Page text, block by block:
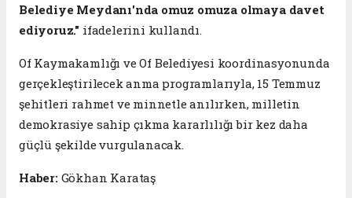
Belediye Meydanı'nda omuz omuza olmaya davet
ediyoruz." ifadelerini kullandı.
Of Kaymakamlığı ve Of Belediyesi koordinasyonunda
gerçekleştirilecek anma programlarıyla, 15 Temmuz
şehitleri rahmet ve minnetle anılırken, milletin
demokrasiye sahip çıkma kararlılığı bir kez daha
güçlü şekilde vurgulanacak.
Haber: Gökhan Karataş